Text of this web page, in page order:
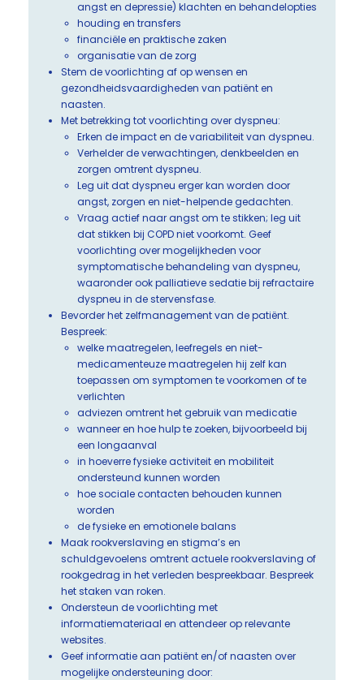
angst en depressie) klachten en behandelopties
houding en transfers
financiële en praktische zaken
organisatie van de zorg
Stem de voorlichting af op wensen en
gezondheidsvaardigheden van patiënt en
naasten.
Met betrekking tot voorlichting over dyspneu:
Erken de impact en de variabiliteit van dyspneu.
Verhelder de verwachtingen, denkbeelden en
zorgen omtrent dyspneu.
Leg uit dat dyspneu erger kan worden door
angst, zorgen en niet-helpende gedachten.
Vraag actief naar angst om te stikken; leg uit
dat stikken bij COPD niet voorkomt. Geef
voorlichting over mogelijkheden voor
symptomatische behandeling van dyspneu,
waaronder ook palliatieve sedatie bij refractaire
dyspneu in de stervensfase.
Bevorder het zelfmanagement van de patiënt.
Bespreek:
welke maatregelen, leefregels en niet-
medicamenteuze maatregelen hij zelf kan
toepassen om symptomen te voorkomen of te
verlichten
adviezen omtrent het gebruik van medicatie
wanneer en hoe hulp te zoeken, bijvoorbeeld bij
een longaanval
in hoeverre fysieke activiteit en mobiliteit
ondersteund kunnen worden
hoe sociale contacten behouden kunnen
worden
de fysieke en emotionele balans
Maak rookverslaving en stigma’s en
schuldgevoelens omtrent actuele rookverslaving of
rookgedrag in het verleden bespreekbaar. Bespreek
het staken van roken.
Ondersteun de voorlichting met
informatiemateriaal en attendeer op relevante
websites.
Geef informatie aan patiënt en/of naasten over
mogelijke ondersteuning door: